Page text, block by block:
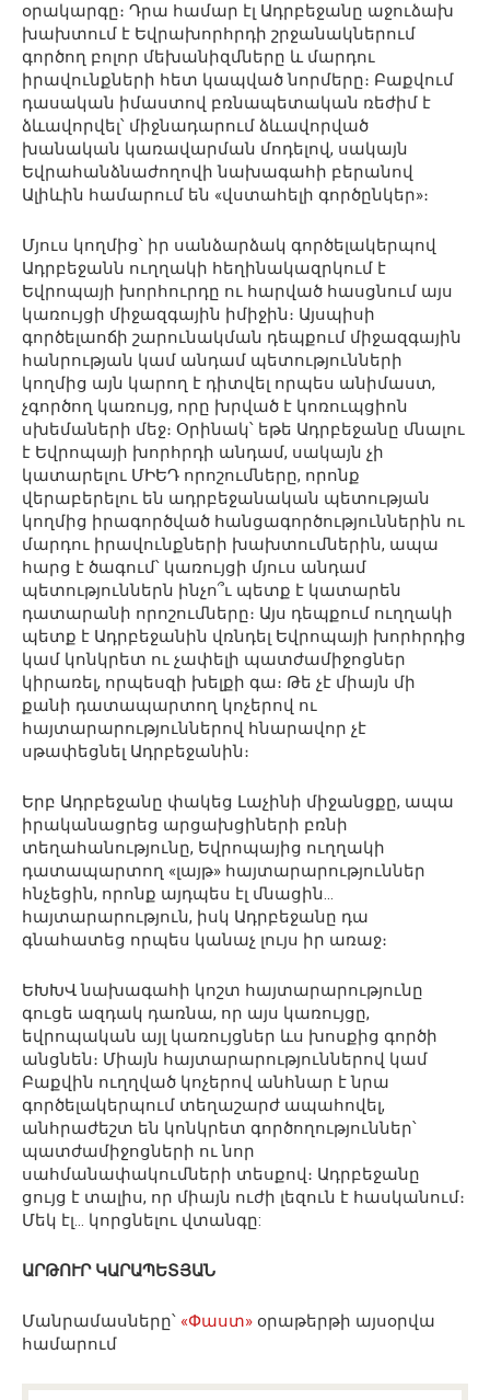
օրակարգը։ Դրա համար էլ Ադրբեջանը աջուձախ
խախտում է Եվրախորհրդի շրջանակներում
գործող բոլոր մեխանիզմները և մարդու
իրավունքների հետ կապված նորմերը։ Բաքվում
դասական իմաստով բռնապետական ռեժիմ է
ձևավորվել՝ միջնադարում ձևավորված
խանական կառավարման մոդելով, սակայն
Եվրահանձնաժողովի նախագահի բերանով
Ալիևին համարում են «վստահելի գործընկեր»։
Մյուս կողմից՝ իր սանձարձակ գործելակերպով
Ադրբեջանն ուղղակի հեղինակազրկում է
Եվրոպայի խորհուրդը ու հարված հասցնում այս
կառույցի միջազգային իմիջին։ Այսպիսի
գործելաոճի շարունակման դեպքում միջազգային
հանրության կամ անդամ պետությունների
կողմից այն կարող է դիտվել որպես անիմաստ,
չգործող կառույց, որը խրված է կոռուպցիոն
սխեմաների մեջ։ Օրինակ՝ եթե Ադրբեջանը մնալու
է Եվրոպայի խորհրդի անդամ, սակայն չի
կատարելու ՄԻԵԴ որոշումները, որոնք
վերաբերելու են ադրբեջանական պետության
կողմից իրագործված հանցագործություններին ու
մարդու իրավունքների խախտումներին, ապա
հարց է ծագում՝ կառույցի մյուս անդամ
պետություններն ինչո՞ւ պետք է կատարեն
դատարանի որոշումները։ Այս դեպքում ուղղակի
պետք է Ադրբեջանին վռնդել Եվրոպայի խորհրդից
կամ կոնկրետ ու չափելի պատժամիջոցներ
կիրառել, որպեսզի խելքի գա։ Թե չէ միայն մի
քանի դատապարտող կոչերով ու
հայտարարություններով հնարավոր չէ
սթափեցնել Ադրբեջանին։
Երբ Ադրբեջանը փակեց Լաչինի միջանցքը, ապա
իրականացրեց արցախցիների բռնի
տեղահանությունը, Եվրոպայից ուղղակի
դատապարտող «լայթ» հայտարարություններ
հնչեցին, որոնք այդպես էլ մնացին…
հայտարարություն, իսկ Ադրբեջանը դա
գնահատեց որպես կանաչ լույս իր առաջ։
ԵԽԽՎ նախագահի կոշտ հայտարարությունը
գուցե ազդակ դառնա, որ այս կառույցը,
եվրոպական այլ կառույցներ ևս խոսքից գործի
անցնեն։ Միայն հայտարարություններով կամ
Բաքվին ուղղված կոչերով անհնար է նրա
գործելակերպում տեղաշարժ ապահովել,
անհրաժեշտ են կոնկրետ գործողություններ՝
պատժամիջոցների ու նոր
սահմանափակումների տեսքով։ Ադրբեջանը
ցույց է տալիս, որ միայն ուժի լեզուն է հասկանում։
Մեկ էլ… կորցնելու վտանգը:
ԱՐԹՈՒՐ ԿԱՐԱՊԵՏՅԱՆ
Մանրամասները՝ «Փաստ» օրաթերթի այսօրվա
համարում